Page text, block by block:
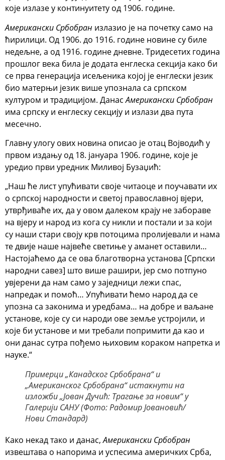
које излазе у континуитету од 1906. године.
Американски Србобран излазио је на почетку само на
ћирилици. Од 1906. до 1916. године новине су биле
недељне, а од 1916. године дневне. Тридесетих година
прошлог века била је додата енглеска секција како би
се прва генерација исељеника којој је енглески језик
био матерњи језик више упознала са српском
културом и традицијом. ДанасАмерикански Србобран
има српску и енглеску секцију и излази два пута
месечно.
Главну улогу ових новина описао је отац Војводић у
првом издању од 18. јануара 1906. године, које је
уредио први уредник Миливој Бузаџић:
„Наш ће лист упућивати своје читаоце и поучавати их
о српској народности и светој православној вјери,
утврђиваће их, да у овом далеком крају не забораве
на вјеру и народ из кога су никли и постали и за који
су наши стари своју крв потоцима пролијевали и нама
те двије наше највеће светиње у аманет оставили…
Настојаћемо да се ова благотворна установа [Српски
народни савез] што више рашири, јер смо потпуно
увјерени да нам само у заједници лежи спас,
напредак и помоћ… Упућивати ћемо народ да се
упозна са законима и уредбама… на добре и ваљане
установе, које су си народи ове земље устројили, и
које би установе и ми требали попримити да као и
они данас сутра пођемо њиховим кораком напретка и
науке.“
Примерци „Канадског Србобрана“ и
„Американског Србобрана“ истакнути на
изложби „Јован Дучић: Трагање за новим“ у
Галерији САНУ (Фото: Радомир Јовановић/
Нови Стандард)
Како некад тако и данас,Американски Србобран
извештава о напорима и успесима америчких Срба,